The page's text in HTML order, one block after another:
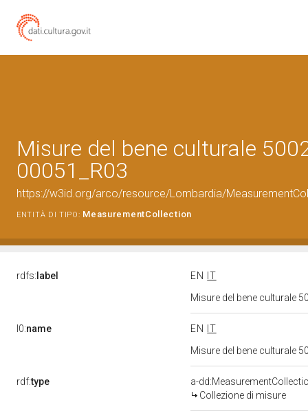
Misure del bene culturale
00051_R03
https://w3id.org/arco/resource/Lombardia/
ENTITÀ DI TIPO: MeasurementCollection
rdfs: label EN
IT
Misure del bene culturale
l0:name EN
IT
Misure del bene culturale
rdf:type
a-
Collezione di misure